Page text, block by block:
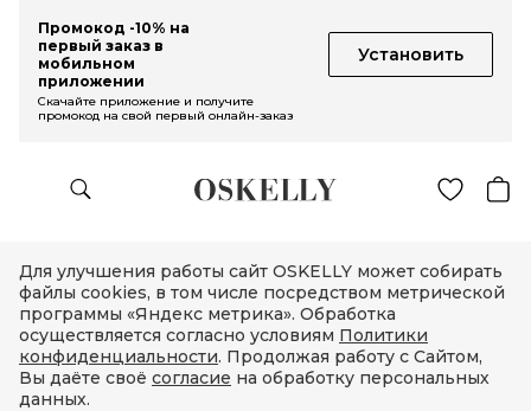
Промокод -10% на
первый заказ в
мобильном
приложении
Установить
Скачайте приложение и получите
промокод на свой первый онлайн-заказ
Для улучшения работы сайт OSKELLY может собирать
файлы cookies, в том числе посредством метрической
программы «Яндекс метрика». Обработка
осуществляется согласно условиям Политики
конфиденциальности. Продолжая работу с Сайтом,
Вы даёте своё согласие на обработку персональных
данных.